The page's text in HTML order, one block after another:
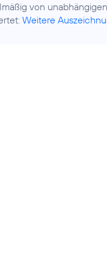
von
Weitere